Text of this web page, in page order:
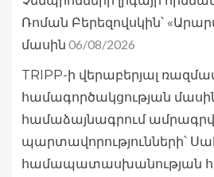
Ռոման Բերեզովսկին՝
մասին 06/08/2026
TRIPP-ի վերաբերյալ
համագործակցության
համաձայնագրում
պարտավորությունների՝
համապատասխանության